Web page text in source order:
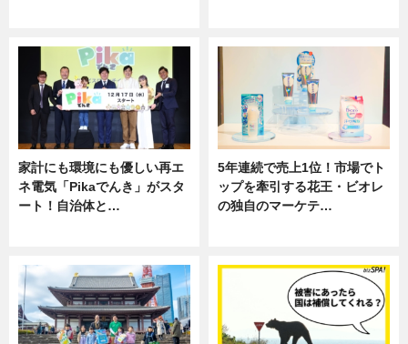
家計にも環境にも優しい再エ
ネ電気「Pikaでんき」がスタ
ート！自治体と…
5年連続で売上1位！市場でト
ップを牽引する花王・ビオレ
の独自のマーケテ…